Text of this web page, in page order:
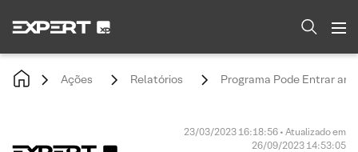
Ações Relatórios Programa Pode Entrar
23/03/2023 16:18:56 • Atualizado em
26/09/2023 14:53:05